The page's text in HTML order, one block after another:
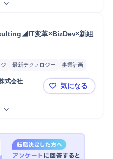
変革×BizDev×新組
最新テクノロジー
事業計画
マネジメント
ボディケア/マッサージ
式会社
コンサル営
気になる